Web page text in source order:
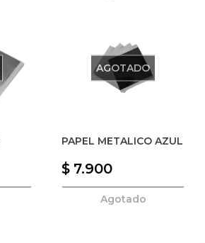
AGOTADO
PAPEL METALICO AZUL
$ 7.900
Agotado